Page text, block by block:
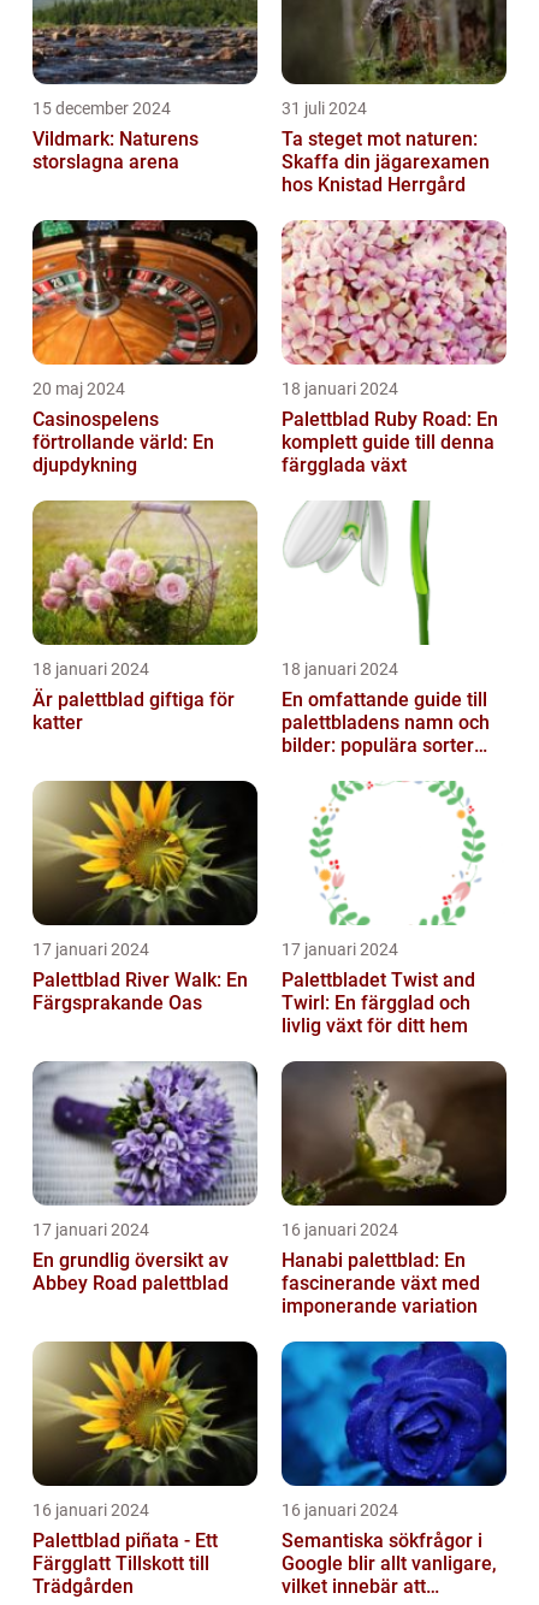
15 december 2024
Vildmark: Naturens
storslagna arena
31 juli 2024
Ta steget mot naturen:
Skaffa din jägarexamen
hos Knistad Herrgård
20 maj 2024
Casinospelens
förtrollande värld: En
djupdykning
18 januari 2024
Palettblad Ruby Road: En
komplett guide till denna
färgglada växt
18 januari 2024
Är palettblad giftiga för
katter
18 januari 2024
En omfattande guide till
palettbladens namn och
bilder: populära sorter
17 januari 2024
Palettblad River Walk: En
Färgsprakande Oas
17 januari 2024
Palettbladet Twist and
Twirl: En färgglad och
livlig växt för ditt hem
17 januari 2024
En grundlig översikt av
Abbey Road palettblad
16 januari 2024
Hanabi palettblad: En
fascinerande växt med
imponerande variation
16 januari 2024
Palettblad piñata - Ett
Färgglatt Tillskott till
Trädgården
16 januari 2024
Semantiska sökfrågor i
Google blir allt vanligare,
vilket innebär att